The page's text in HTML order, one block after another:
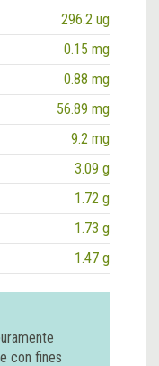
296.2 ug
0.15 mg
0.88 mg
56.89 mg
9.2 mg
3.09 g
1.72 g
1.73 g
1.47 g
con fines